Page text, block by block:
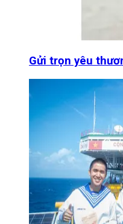
Gửi trọn yêu